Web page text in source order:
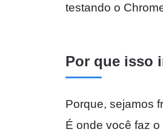
testando o
Por que isso
Porque, sejamos
É onde você faz